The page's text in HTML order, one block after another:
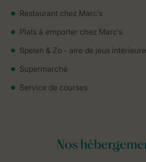
Restaurant chez Marc's
Plats à emporter chez Marc's
Spelen & Zo - aire de jeux intérieure
Supermarché
Service de courses